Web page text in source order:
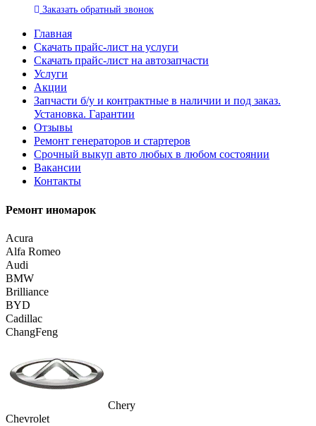
Заказать обратный звонок
Главная
Скачать прайс-лист на услуги
Скачать прайс-лист на автозапчасти
Услуги
Акции
Запчасти б/у и контрактные в наличии и под заказ.
Установка. Гарантии
Отзывы
Ремонт генераторов и стартеров
Cрочный выкуп авто любых в любом состоянии
Вакансии
Контакты
Ремонт иномарок
Acura
Alfa Romeo
Audi
BMW
Brilliance
BYD
Cadillac
ChangFeng
Chery
Chevrolet